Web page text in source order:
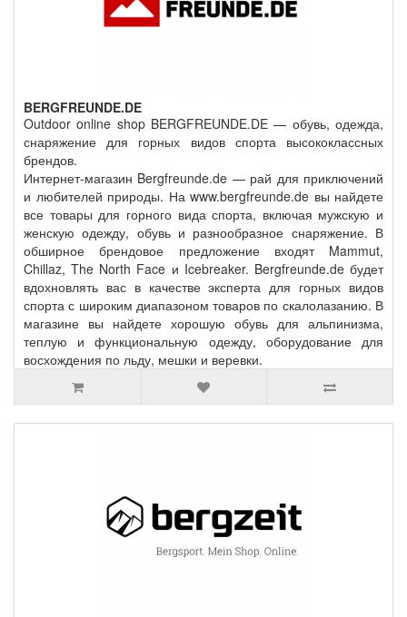
BERGFREUNDE.DE
Outdoor online shop BERGFREUNDE.DE — обувь, одежда,
снаряжение для горных видов спорта высококлассных
брендов.
Интернет-магазин Bergfreunde.de — рай для приключений
и любителей природы. На www.bergfreunde.de вы найдете
все товары для горного вида спорта, включая мужскую и
женскую одежду, обувь и разнообразное снаряжение. В
обширное брендовое предложение входят Mammut,
Chillaz, The North Face и Icebreaker. Bergfreunde.de будет
вдохновлять вас в качестве эксперта для горных видов
спорта с широким диапазоном товаров по скалолазанию. В
магазине вы найдете хорошую обувь для альпинизма,
теплую и функциональную одежду, оборудование для
восхождения по льду, мешки и веревки.